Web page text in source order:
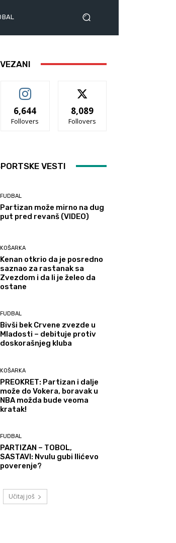
6,644
Follovers
8,089
Follovers
VESTI
FUDBAL
Partizan može mirno na dug
put pred revanš (VIDEO)
KOŠARKA
Kenan otkrio da je posredno
saznao za rastanak sa
Zvezdom i da li je želeo da
ostane
FUDBAL
Bivši bek Crvene zvezde u
Mladosti – debituje protiv
doskorašnjeg kluba
KOŠARKA
PREOKRET: Partizan i dalje
može do Vokera, boravak u
NBA možda bude veoma
kratak!
FUDBAL
PARTIZAN – TOBOL,
SASTAVI: Nvulu gubi Ilićevo
poverenje?
Učitaj još